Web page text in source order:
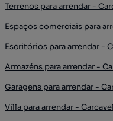
Terrenos para arrendar -
Espaços comerciais para
Escritórios para arrendar -
Armazéns para arrendar -
Garagens para arrendar -
Villa para arrendar -